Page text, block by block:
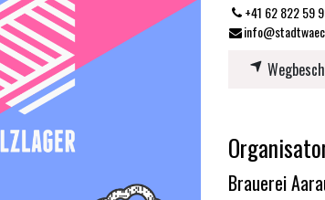
+41 62 822 59
Brauerei